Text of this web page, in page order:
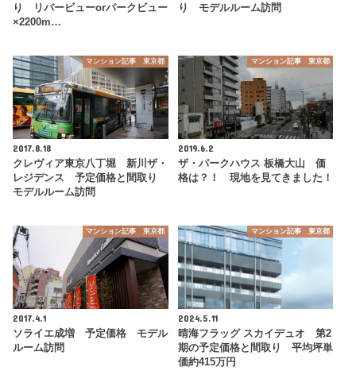
り リバービューorパークビュー
×2200m…
り モデルルーム訪問
マンション記事 東京都
2017.8.18
クレヴィア東京八丁堀 新川ザ・
レジデンス 予定価格と間取り
モデルルーム訪問
マンション記事 東京都
2019.6.2
ザ・パークハウス 板橋大山 価
格は？！ 現地を見てきました！
マンション記事 東京都
2017.4.1
ソライエ成増 予定価格 モデル
ルーム訪問
マンション記事 東京都
2024.5.11
晴海フラッグ スカイデュオ 第2
期の予定価格と間取り 平均坪単
価約415万円